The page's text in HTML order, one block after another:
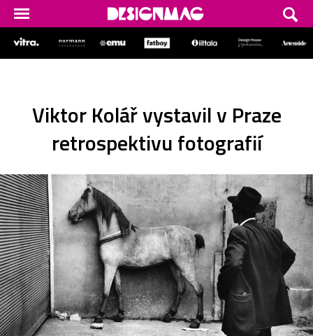
Viktor Kolář vystavil v Praze
retrospektivu fotografií